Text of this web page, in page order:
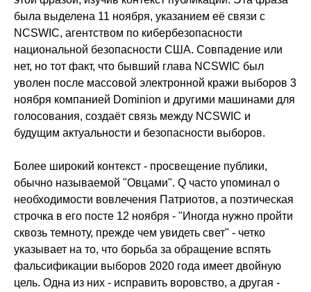
была выделена 11 ноября, указанием её связи с
NCSWIC, агентством по кибербезопасности
национальной безопасности США. Совпадение или
нет, но тот факт, что бывший глава NCSWIC был
уволен после массовой электронной кражи выборов 3
ноября компанией Dominion и другими машинами для
голосования, создаёт связь между NCSWIC и
будущим актуальности и безопасности выборов.
Более широкий контекст - просвещение публики,
обычно называемой "Овцами". Q часто упоминал о
необходимости вовлечения Патриотов, а поэтическая
строчка в его посте 12 ноября - "Иногда нужно пройти
сквозь темноту, прежде чем увидеть свет" - четко
указывает на то, что борьба за обращение вспять
фальсификации выборов 2020 года имеет двойную
цель. Одна из них - исправить воровство, а другая -